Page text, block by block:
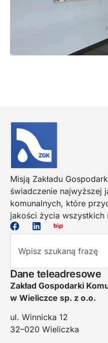
Misją Zakładu
świadczenie najwyższej
komunalnych, które
jakości życia wszystkich
Dane teleadresowe
Zakład Gospodarki
w Wieliczce sp. z o.o.
ul. Winnicka 12
32–020 Wieliczka